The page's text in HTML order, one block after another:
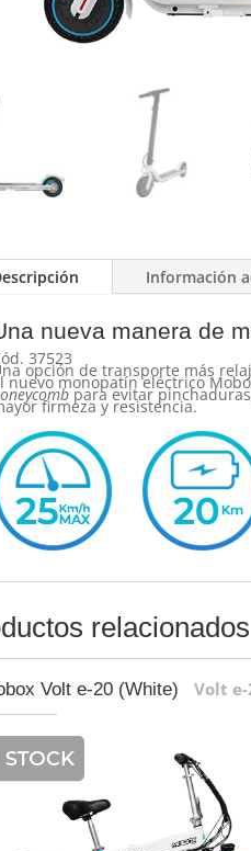
Información
nueva manera de
37523
opción de transporte más
nuevo monopatín eléctrico
para evitar
firmeza y resistencia.
relacionados
Volt e-20 (White) Volt e-